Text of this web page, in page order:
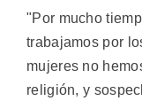
"Por mucho
trabajamos por
mujeres no
religión, y